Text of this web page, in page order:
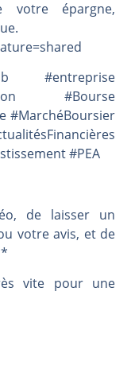
épargne,
#entreprise
#Bourse
#MarchéBoursier
#PEA
de laisser un
votre avis, et de
vite pour une